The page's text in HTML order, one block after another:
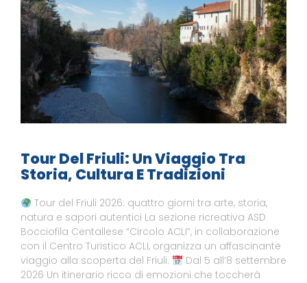
Tour Del Friuli: Un Viaggio Tra
Storia, Cultura E Tradizioni
Tour del Friuli 2026: quattro giorni tra arte, storia,
natura e sapori autentici La sezione ricreativa ASD
Bocciofila Centallese “Circolo ACLI”, in collaborazione
con il Centro Turistico ACLI, organizza un affascinante
viaggio alla scoperta del Friuli.
Dal 5 all’8 settembre
2026 Un itinerario ricco di emozioni che toccherà